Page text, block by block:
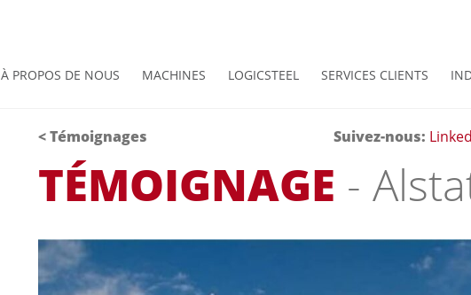
À PROPOS DE NOUS MACHINES LOGICSTEEL SERVICES CLIENTS
< Témoignages Suivez-nous:
TÉMOIGNAGE -